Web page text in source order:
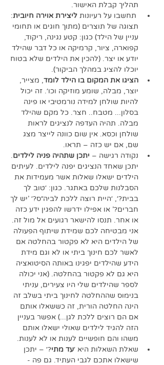
תהליך קבלת האישור.
ליצירת אוירה חיובית:
תצוגה של תוצרים (מתוך חוגים או תחומי
עניין של הילד) כגון: קטע נגינה, ריקוד,
קפוארה, ציור, קרמיקה או כל דבר שהילד
יודע או יצר. (להכין את הילדים שלא בטוח
יוכלו להציג במהלך הביקור).
הציגו את המקום בו הילד לומד, מצייר,
יוצר, מבלה, שומע מוזיקה וכו׳. זה יכול
להיות שולחן למידה נורמטיבי או פינה
בסלון... מטבח.. חצר. כל מקם שהילד
מבלה. תהיה העדפה לנציגים לראות
שולחן וכסא. אין שום כוונה לייצר מצג
שם, אם יש כזה – תראו.
נקודה רגישה – יתכן שתהיה פניה לילדים.
יתכן שאחד הנציגים יפנה לילדים. לעיתים
הילדים ישאלו שאלות אשר מעמידות את
הסבלנות שלכם באתגר. כגון: ׳טוב לך
בבית?׳, ׳היית רוצה ללכת לביה״ס?׳ 'יש לך
חברים?' או אפילו ידרשו להפגין ידע כזה
או אחר. תנסו להישאר רגועים אל מול זה.
אני מבטיחה לכם שמידת שיתוף הפעולה
של הילדים היא לא פקטור בהחלטה אם
לאשר לכם חינוך ביתי או לא וגם מידת
הידע שהילדים יפגינו באותה הסיטואציה
היא גם לא פקטור בהחלטה. (אני יכולה
לספר שהילדים שלי היו צעירים, עניתי
בנימוס שההחלטה לחינוך ביתי בשלב זה
הינה החלטה הורית, זה כששאלו אותם
אם הם רוצים ללכת לגן...) אפשר בעניין
הזה להגיד לילדים שאולי ישאלו אותם
משהו והם חופשיים לענות או לא לענות.
שאלת השאלות היא ׳עד מתי?׳ – יתכן
שישאלו אתכם לגבי העתיד. גם פה -